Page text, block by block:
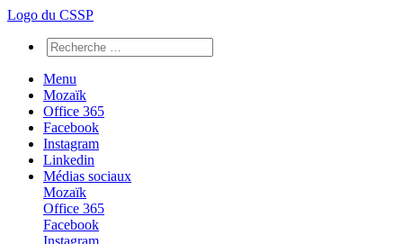
Logo du CSSP
Menu
Mozaïk
Office 365
Facebook
Instagram
Linkedin
Médias sociaux
Mozaïk
Office 365
Facebook
Instagram